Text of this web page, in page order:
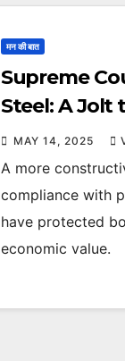
मन की बात
Supreme
Steel: A Jolt
Framework
MAY 14, 2025
A more
compliance with
have protected
economic value.